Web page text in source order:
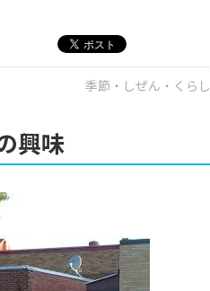
季節・しぜん・くらし
興味